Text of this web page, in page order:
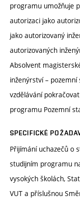
programu umožňuje
autorizaci jako
jako autorizovaný
autorizovaných
Absolvent
inženýrství –
vzdělávání
programu Pozemní
SPECIFICKÉ
Přijímání uchazečů o
studijním programu
vysokých školách,
VUT a příslušnou